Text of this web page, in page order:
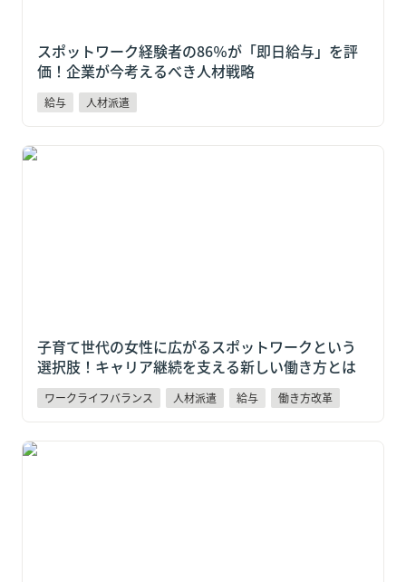
スポットワーク経験者の86％が「即日給与」を評
価！企業が今考えるべき人材戦略
給与 人材派遣
子育て世代の女性に広がるスポットワークという選択
子育て世代の女性に広がるスポットワークという
選択肢！キャリア継続を支える新しい働き方とは
ワークライフバランス 人材派遣 給与 働き方改革
AIで働きやすい環境づくりを実現！ChatGPTが変えた